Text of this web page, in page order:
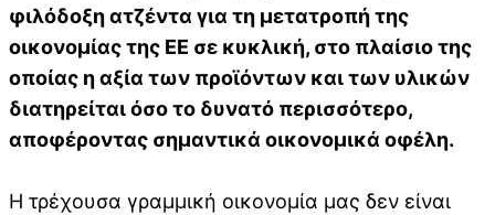
φιλόδοξη ατζέντα για τη μετατροπή της
οικονομίας της ΕΕ σε κυκλική, στο πλαίσιο της
οποίας η αξία των προϊόντων και των υλικών
διατηρείται όσο το δυνατό περισσότερο,
αποφέροντας σημαντικά οικονομικά οφέλη.
Η τρέχουσα γραμμική οικονομία μας δεν είναι